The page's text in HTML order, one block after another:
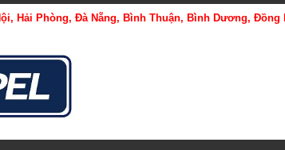
Hải Phòng, Đà Nẵng, Bình Thuận, Bình Dương, Đồng